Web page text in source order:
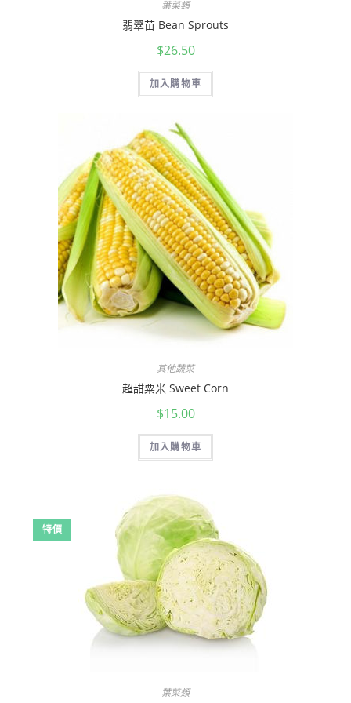
葉菜類
翡翠苗 Bean Sprouts
$26.50
加入購物車
其他蔬菜
超甜粟米 Sweet Corn
$15.00
加入購物車
特價
葉菜類